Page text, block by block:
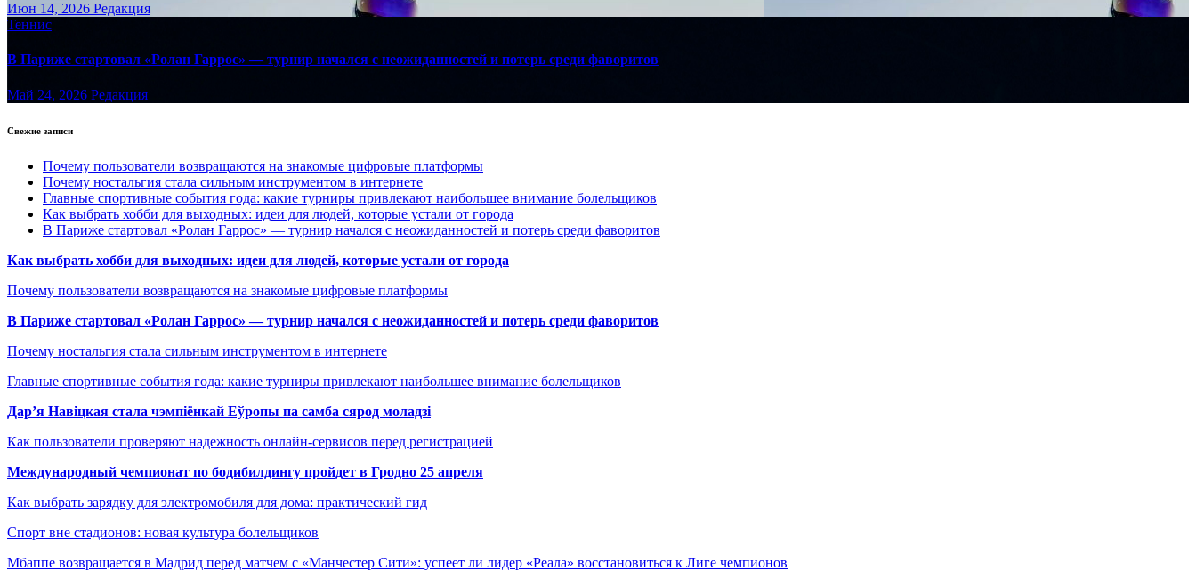
Июн 14, 2026 Редакция
Теннис
В Париже стартовал «Ролан Гаррос» — турнир начался с неожиданностей и потерь среди фаворитов
Май 24, 2026 Редакция
Свежие записи
Почему пользователи возвращаются на знакомые цифровые платформы
Почему ностальгия стала сильным инструментом в интернете
Главные спортивные события года: какие турниры привлекают наибольшее внимание болельщиков
Как выбрать хобби для выходных: идеи для людей, которые устали от города
В Париже стартовал «Ролан Гаррос» — турнир начался с неожиданностей и потерь среди фаворитов
Как выбрать хобби для выходных: идеи для людей, которые устали от города
Почему пользователи возвращаются на знакомые цифровые платформы
В Париже стартовал «Ролан Гаррос» — турнир начался с неожиданностей и потерь среди фаворитов
Почему ностальгия стала сильным инструментом в интернете
Главные спортивные события года: какие турниры привлекают наибольшее внимание болельщиков
Дар’я Навіцкая стала чэмпіёнкай Еўропы па самба сярод моладзі
Как пользователи проверяют надежность онлайн-сервисов перед регистрацией
Международный чемпионат по бодибилдингу пройдет в Гродно 25 апреля
Как выбрать зарядку для электромобиля для дома: практический гид
Спорт вне стадионов: новая культура болельщиков
Мбаппе возвращается в Мадрид перед матчем с «Манчестер Сити»: успеет ли лидер «Реала» восстановиться к Лиге чемпионов